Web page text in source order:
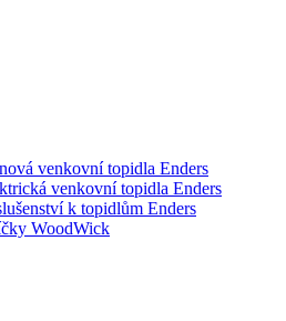
venkovní topidla Enders
venkovní topidla Enders
k topidlům Enders
WoodWick